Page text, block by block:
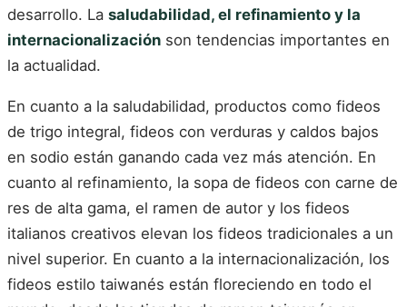
desarrollo. La saludabilidad, el refinamiento y la
internacionalización son tendencias importantes en
la actualidad.
En cuanto a la saludabilidad, productos como fideos
de trigo integral, fideos con verduras y caldos bajos
en sodio están ganando cada vez más atención. En
cuanto al refinamiento, la sopa de fideos con carne de
res de alta gama, el ramen de autor y los fideos
italianos creativos elevan los fideos tradicionales a un
nivel superior. En cuanto a la internacionalización, los
fideos estilo taiwanés están floreciendo en todo el